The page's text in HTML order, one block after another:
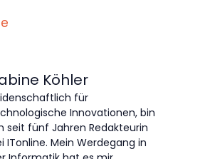
Köhler
für
Innovationen, bin
seit fünf Jahren Redakteurin
ITonline. Mein Werdegang in